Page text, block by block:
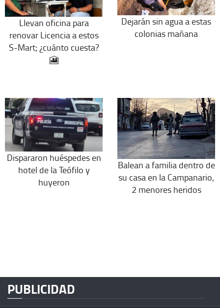
Llevan oficina para
renovar Licencia a estos
S-Mart; ¿cuánto cuesta?
🎦
Dejarán sin agua a estas
colonias mañana
Dispararon huéspedes en
hotel de la Teófilo y
huyeron
Balean a familia dentro de
su casa en la Campanario,
2 menores heridos
PUBLICIDAD